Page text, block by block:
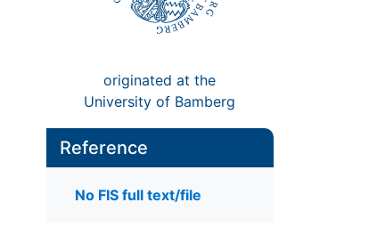
originated at the
University of Bamberg
Reference
No FIS full text/file